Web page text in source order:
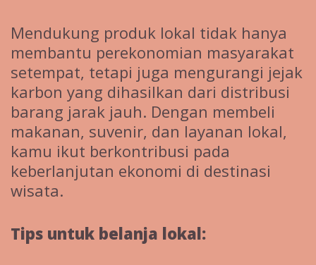
Mendukung produk lokal tidak hanya
membantu perekonomian masyarakat
setempat, tetapi juga mengurangi jejak
karbon yang dihasilkan dari distribusi
barang jarak jauh. Dengan membeli
makanan, suvenir, dan layanan lokal,
kamu ikut berkontribusi pada
keberlanjutan ekonomi di destinasi
wisata.
Tips untuk belanja lokal: